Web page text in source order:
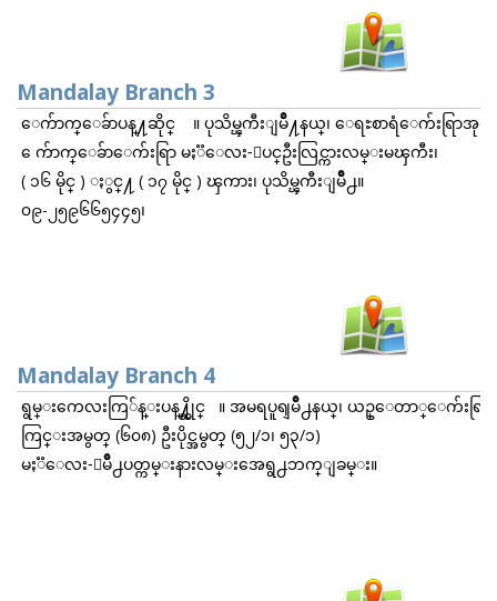
Mandalay Branch 3
ေက်ာက္ေခ်ာပန္႔ဆိုင္ ။ ပုသိမ္ၾကီးျမိဳ႔နယ္၊ ေရႊစာရံေက်းရြာအုပ္စု၊
ေက်ာက္ေခ်ာေက်းရြာ မႏၱေလး-ျပင္ဦးလြင္ကားလမ္းမၾကီး၊
( ၁၆ မိုင္ ) ႏွင္႔ ( ၁၇ မိုင္ ) ၾကား၊ ပုသိမ္ၾကီးျမိဳ႕။
၀၉-၂၅၉၆၆၅၄၄၅၊
Mandalay Branch 4
ရွမ္းကေလးကြ်န္းပန္႔္ဆိုင္ ။ အမရပူရျမဳိ႕နယ္၊ ယဥ္ေတာ္ေက်းရြာ၊
ကြင္းအမွတ္ (၆၀၈) ဦးပိုင္အမွတ္ (၅၂/၁၊ ၅၃/၁)
မႏၱေလး-ျမဳိ႕ပတ္ကမ္းနားလမ္းအေရွ႕ဘက္ျခမ္း။